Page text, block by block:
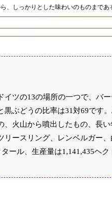
、しっかりとした味わいのものまであ
ツの13の場所の一つで、バ
ぶどうの比率は31対69です
火山から噴出したもの、長
ースリング、レンベルガー
ール、生産量は1,141,435ヘク